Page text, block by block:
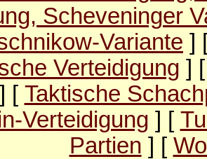
Scheveninger
Variante ]
Verteidigung ]
] [ Taktische
Verteidigung ] [
Partien ] [